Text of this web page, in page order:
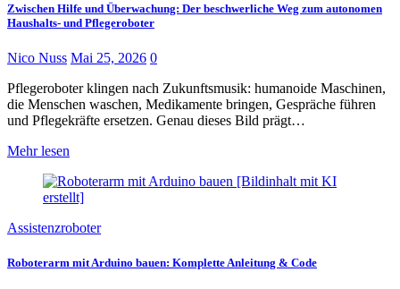
Zwischen Hilfe und Überwachung: Der beschwerliche Weg zum autonomen
Haushalts- und Pflegeroboter
Nico Nuss Mai 25, 2026 0
Pflegeroboter klingen nach Zukunftsmusik: humanoide Maschinen,
die Menschen waschen, Medikamente bringen, Gespräche führen
und Pflegekräfte ersetzen. Genau dieses Bild prägt…
Mehr lesen
Assistenzroboter
Roboterarm mit Arduino bauen: Komplette Anleitung & Code